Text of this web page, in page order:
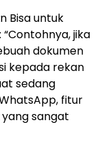
Bisa untuk
“Contohnya, jika
dokumen
kepada rekan
sedang
fitur
yang sangat